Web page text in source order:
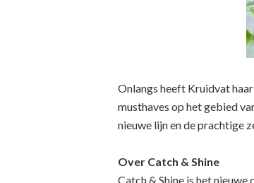
Onlangs heeft Kruidvat
musthaves op het gebied
nieuwe lijn en de prachtige
Over Catch & Shine
Catch & Shine is het